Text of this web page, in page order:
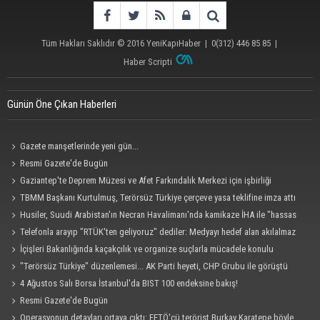
Tüm Hakları Saklıdır © 2016 YeniKapıHaber| 0(312) 446 85 85|
Haber Scripti
Günün Öne Çıkan Haberleri
Gazete manşetlerinde yeni gün...
Resmi Gazete'de Bugün
Gaziantep'te Deprem Müzesi ve Afet Farkındalık Merkezi için işbirliği
protokolü imzalandı
TBMM Başkanı Kurtulmuş, Terörsüz Türkiye çerçeve yasa teklifine imza attı
Husiler, Suudi Arabistan'ın Necran Havalimanı'nda kamikaze İHA ile "hassas
bir hedefi" vurduklarını açıkladı
Telefonla arayıp "RTÜK'ten geliyoruz" dediler: Medyayı hedef alan akılalmaz
tuzak ifşa oldu
İçişleri Bakanlığında kaçakçılık ve organize suçlarla mücadele konulu
güvenlik toplantısı yapıldı
"Terörsüz Türkiye" düzenlemesi... AK Parti heyeti, CHP Grubu ile görüştü
4 Ağustos Salı Borsa İstanbul'da BIST 100 endeksine bakış!
Resmi Gazete'de Bugün
Operasyonun detayları ortaya çıktı: FETÖ'cü terörist Burkay Karatepe böyle